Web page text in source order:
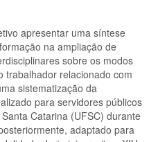
apresentar uma síntese
na ampliação de
sobre os modos
trabalhador relacionado com
sistematização da
para servidores públicos
Catarina (UFSC) durante
adaptado para